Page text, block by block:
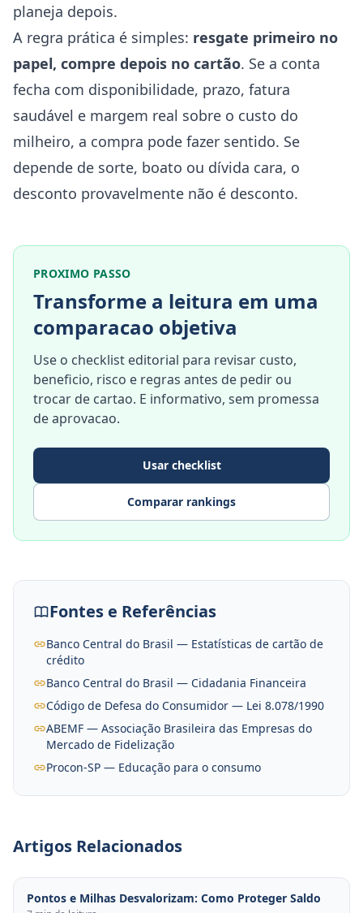
planeja depois.
A regra prática é simples: resgate primeiro no
papel, compre depois no cartão. Se a conta
fecha com disponibilidade, prazo, fatura
saudável e margem real sobre o custo do
milheiro, a compra pode fazer sentido. Se
depende de sorte, boato ou dívida cara, o
desconto provavelmente não é desconto.
PROXIMO PASSO
Transforme a leitura em uma
comparacao objetiva
Use o checklist editorial para revisar custo,
beneficio, risco e regras antes de pedir ou
trocar de cartao. E informativo, sem promessa
de aprovacao.
Usar checklist
Comparar rankings
Fontes e Referências
Banco Central do Brasil — Estatísticas de cartão de
crédito
Banco Central do Brasil — Cidadania Financeira
Código de Defesa do Consumidor — Lei 8.078/1990
ABEMF — Associação Brasileira das Empresas do
Mercado de Fidelização
Procon-SP — Educação para o consumo
Artigos Relacionados
Pontos e Milhas Desvalorizam: Como Proteger Saldo